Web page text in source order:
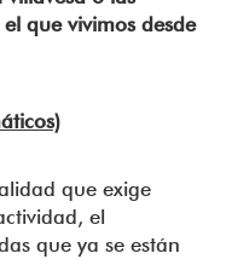
que vivimos desde
que exige
el
que ya se están